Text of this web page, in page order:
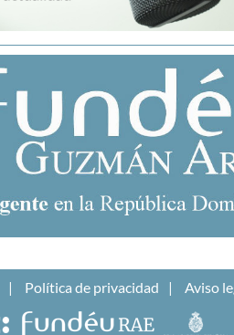
Política de privacidad Aviso